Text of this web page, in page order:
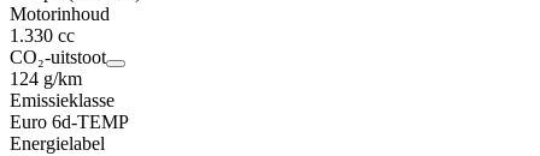
Motorinhoud
1.330 cc
CO₂-uitstoot
124 g/km
Emissieklasse
Euro 6d-TEMP
Energielabel